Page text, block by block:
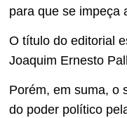
para que se impeça
O título do editorial
Joaquim Ernesto
Porém, em suma, o
do poder político